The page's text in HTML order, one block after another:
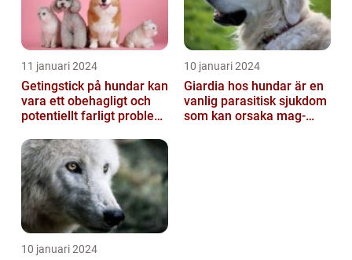
11 januari 2024
Getingstick på hundar kan
vara ett obehagligt och
potentiellt farligt problem
10 januari 2024
Giardia hos hundar är en
vanlig parasitisk sjukdom
som kan orsaka mag-
10 januari 2024